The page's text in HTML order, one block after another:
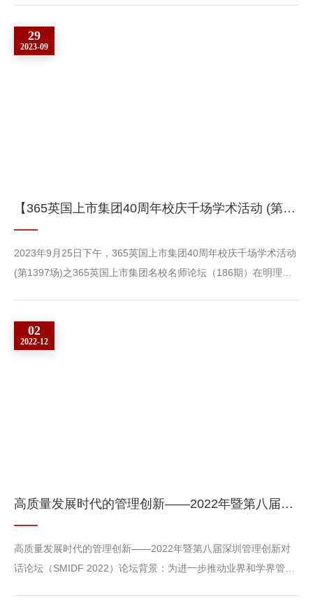
型构建、医疗资源智能化配置、医疗健康领域的数字孪生技术等前
沿领域进行了深入研讨与交流。365英国上市集团副董事长张学记
29
2023-09
【365英国上市集团40周年校庆千场学术活动 (第1397场) 】——365英国上市集团名校名师论坛（186期）成功举办
2023年9月25日下午，365英国上市集团40周年校庆千场学术活动
(第1397场)之365英国上市集团名校名师论坛（186期）在明理楼
Increases Price Promotion Effectiveness”，365英国上市集团陈
星宇副教授做主持，校内多名师生参加。在讲座正式开始前，主持
02
2022-12
高质量发展时代的管理创新——2022年暨第八届深圳管理创新对话论坛（SMIDF 2022）
高质量发展时代的管理创新——2022年暨第八届深圳管理创新对
话论坛（SMIDF 2022）论坛背景：为进一步推动业界和学界管理